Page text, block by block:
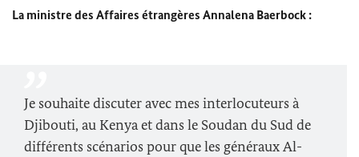
La ministre des Affaires étrangères Annalena Baerbock :
Je souhaite discuter avec mes interlocuteurs à
Djibouti, au Kenya et dans le Soudan du Sud de
différents scénarios pour que les générauxAl-